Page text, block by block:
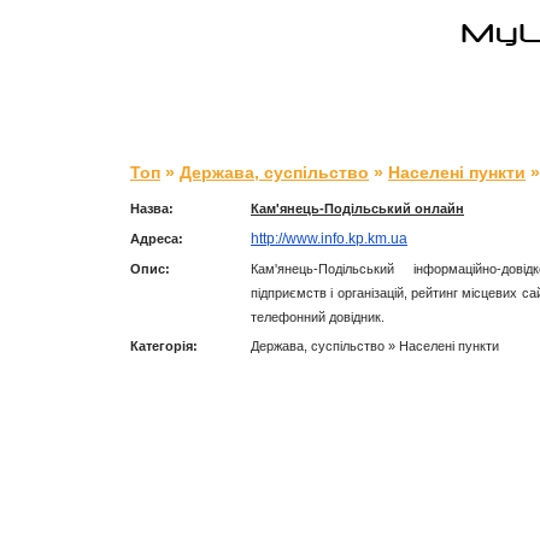
Топ » Держава, суспільство » Населені пункти
Назва: Кам'янець-Подільський онлайн
Адреса: http://www.info.kp.km.ua
Опис:
Кам'янець-Подільський інформаційно-
підприємств і організацій, рейтинг місцевих
телефонний довідник.
Категорія:
Держава, суспільство » Населені пункти